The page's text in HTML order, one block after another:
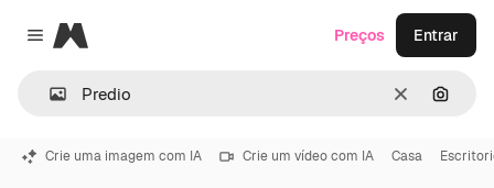
Close menu
Magnific
Limpar
Preços Entrar
Crie uma imagem com IA Crie um vídeo com IA Casa